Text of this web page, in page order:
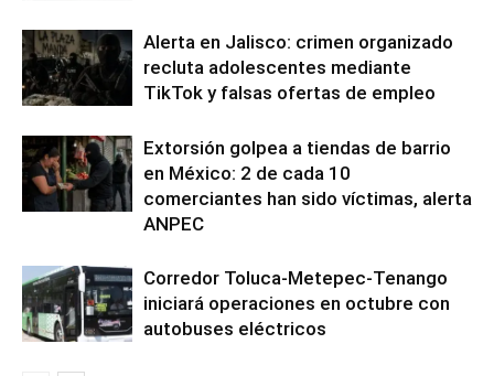
Alerta en Jalisco: crimen organizado
recluta adolescentes mediante
TikTok y falsas ofertas de empleo
Extorsión golpea a tiendas de barrio
en México: 2 de cada 10
comerciantes han sido víctimas, alerta
ANPEC
Corredor Toluca-Metepec-Tenango
iniciará operaciones en octubre con
autobuses eléctricos